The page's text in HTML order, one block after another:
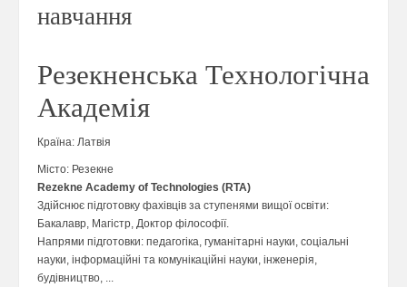
навчання
Резекненська Технологічна
Академія
Країна: Латвія
Місто: Резекне
Rezekne Academy of Technologies (RTA)
Здійснює підготовку фахівців за ступенями вищої освіти:
Бакалавр, Магістр, Доктор філософії.
Напрями підготовки: педагогіка, гуманітарні науки, соціальні
науки, інформаційні та комунікаційні науки, інженерія,
будівництво, ...